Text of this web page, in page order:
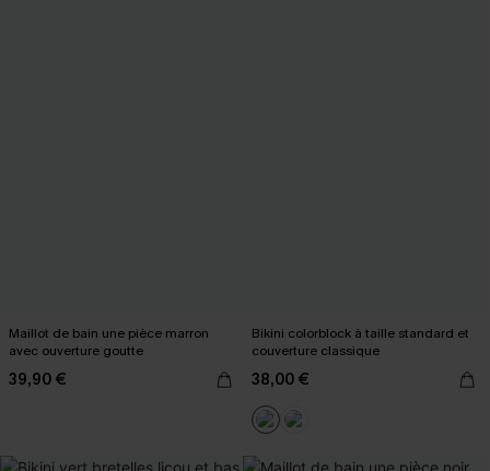
Maillot de bain une pièce marron
avec ouverture goutte
39,90 €
Bikini colorblock à taille standard et
couverture classique
38,00 €